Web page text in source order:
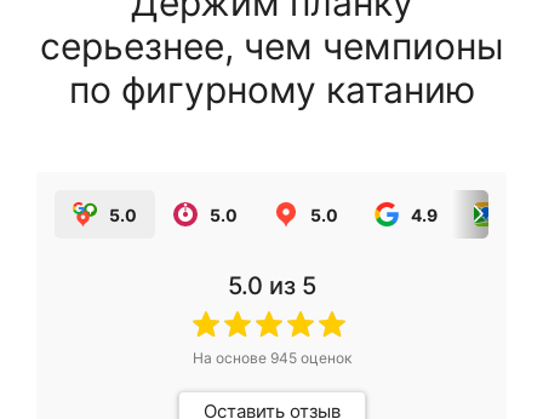
серьезнее, чем чемпионы
по фигурному катанию
5.0 5.0 5.0 4.9
5.0 из 5
На основе 945оценок
Оставить отзыв